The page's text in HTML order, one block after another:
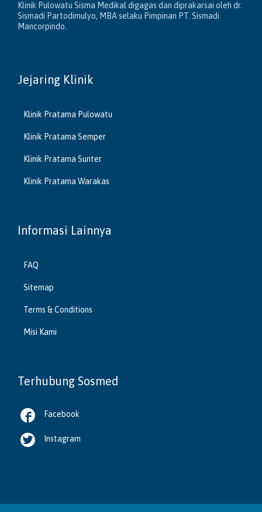
Klinik Pulowatu Sisma Medikal digagas dan diprakarsai oleh dr.
Sismadi Partodimulyo, MBA selaku Pimpinan PT. Sismadi
Mancorpindo.
Jejaring Klinik
Klinik Pratama Pulowatu
Klinik Pratama Semper
Klinik Pratama Sunter
Klinik Pratama Warakas
Informasi Lainnya
FAQ
Sitemap
Terms & Conditions
Misi Kami
Terhubung Sosmed
 Facebook
 Instagram